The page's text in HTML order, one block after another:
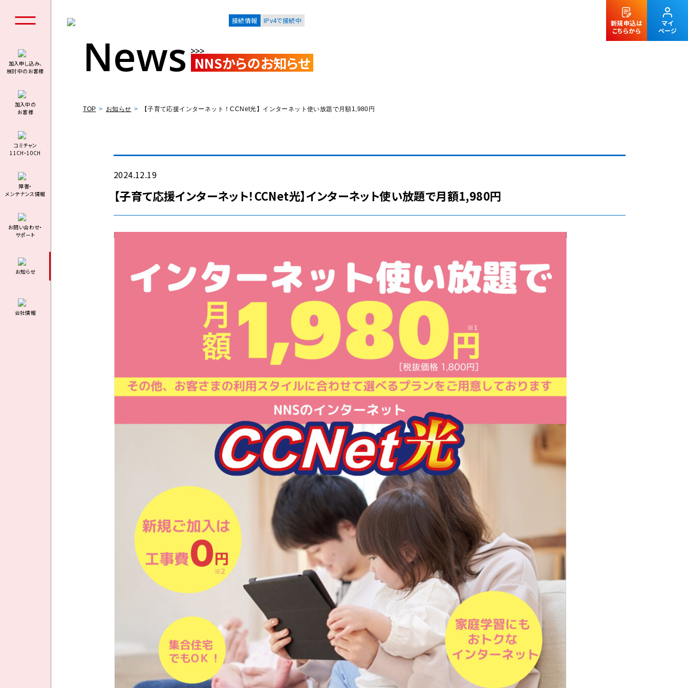
接続情報 IPv4で接続中
新規申込は
こちらから
マイ
ページ
加入申し込み、
検討中のお客様
加⼊中の
お客様
コミチャン
11CH・10CH
障害・
メンテナンス情報
お問い合わせ・
サポート
お知らせ
会社情報
News NNSからのお知らせ
TOP お知らせ 【子育て応援インターネット！CCNet光】インターネット使い放題で月額1,980円
2024.12.19
【子育て応援インターネット！CCNet光】インターネット使い放題で月額1,980円